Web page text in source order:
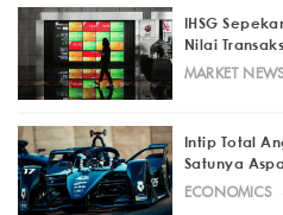
IHSG
Nilai
MARKET
Intip Total
Satunya
ECONOMICS·